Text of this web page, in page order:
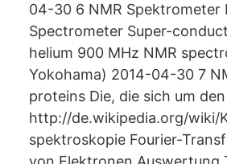
04-30 6 NMR Spektrometer
Spectrometer Super-
helium 900 MHz NMR
Yokohama) 2014-04-30 7
proteins Die, die sich um
http://de.wikipedia.org/wiki/
spektroskopie Fourier-